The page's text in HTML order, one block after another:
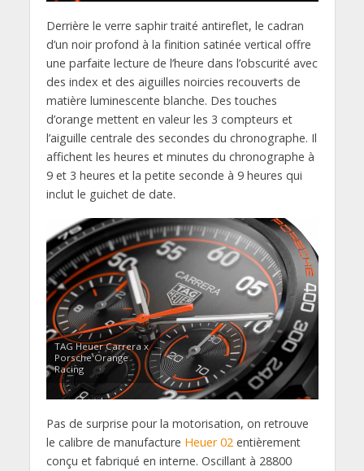
Derrière le verre saphir traité antireflet, le cadran
d’un noir profond à la finition satinée vertical offre
une parfaite lecture de l’heure dans l’obscurité avec
des index et des aiguilles noircies recouverts de
matière luminescente blanche. Des touches
d’orange mettent en valeur les 3 compteurs et
l’aiguille centrale des secondes du chronographe. Il
affichent les heures et minutes du chronographe à
9 et 3 heures et la petite seconde à 9 heures qui
inclut le guichet de date.
TAG Heuer Carrera x
Porsche Orange
Racing
Pas de surprise pour la motorisation, on retrouve
le calibre de manufacture Heuer 02 entièrement
conçu et fabriqué en interne. Oscillant à 28800